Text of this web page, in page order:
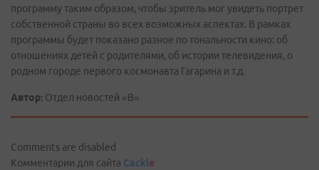
программу таким образом, чтобы зритель мог увидеть портрет
собственной страны во всех возможных аспектах. В рамках
программы будет показано разное по тональности кино: об
отношениях детей с родителями, об истории телевидения, о
родном городе первого космонавта Гагарина и т.д.
Автор: Отдел новостей «В»
Comments are disabled
Комментарии для сайта Cackle